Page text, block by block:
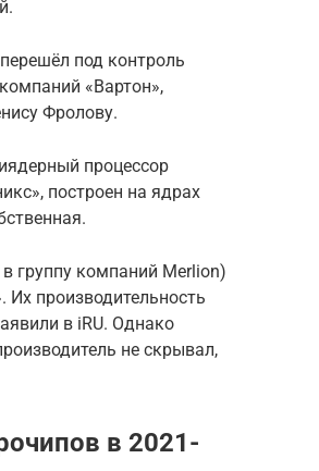
под контроль
«Вартон»,
Фролову.
процессор
построен на ядрах
группу компаний Merlion)
производительность
в iRU. Однако
не скрывал,
в 2021-